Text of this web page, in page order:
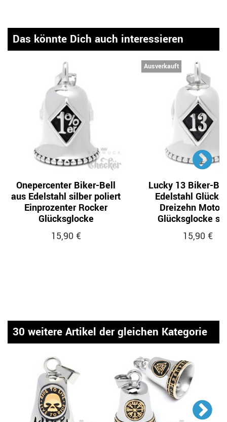
Das könnte Dich auch interessieren
Onepercenter Biker-Bell
aus Edelstahl silber poliert
Einprozenter Rocker
Glücksglocke
15,90 €
Ausverkauft
Lucky 13 Biker-
Edelstahl
Dreizehn
Glücksglocke
15,90 €
30 weitere Artikel der gleichen Kategorie